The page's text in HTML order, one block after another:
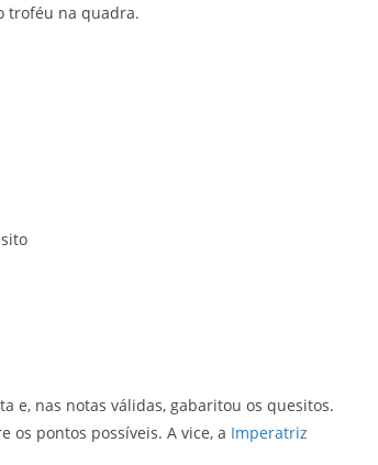
troféu na quadra.
e, nas notas válidas, gabaritou os quesitos.
os pontos possíveis. A vice, a Imperatriz